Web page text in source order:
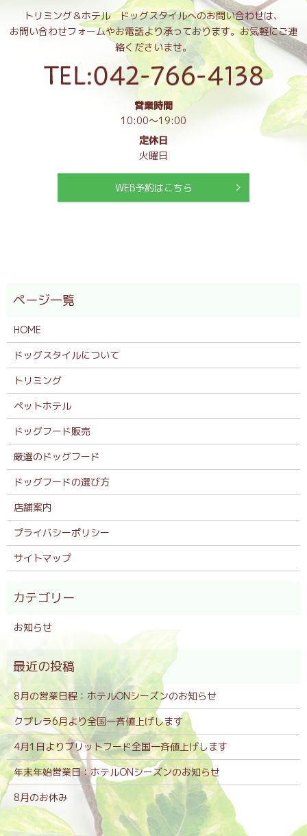
トリミング＆ホテル ドッグスタイルへのお問い合わせは、
お問い合わせフォームやお電話より承っております。お気軽にご連
絡くださいませ。
営業時間
10:00～19:00
定休日
火曜日
WEB予約はこちら
HOME
ドッグスタイルについて
トリミング
ペットホテル
ドッグフード販売
厳選のドッグフード
ドッグフードの選び方
店舗案内
プライバシーポリシー
サイトマップ
お知らせ
8月の営業日程：ホテルONシーズンのお知らせ
クプレラ6月より全国一斉値上げします
4月1日よりブリットフード全国一斉値上げします
年末年始営業日：ホテルONシーズンのお知らせ
8月のお休み